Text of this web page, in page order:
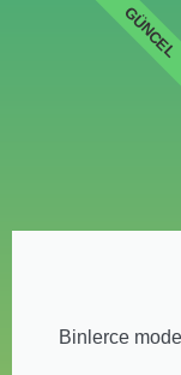
Binlerce
GÜNCEL